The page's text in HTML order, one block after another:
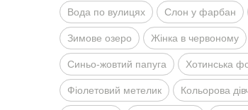
Вода по вулицях Слон у фарбан
Зимове озеро Жiнка в червоному
Синьо-жовтий папуга Хотинська
Фiолетовий метелик Кольорова